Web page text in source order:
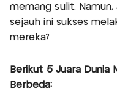
memang sulit.
sejauh ini sukses
mereka?
Berikut 5 Juara Dunia
Berbeda: